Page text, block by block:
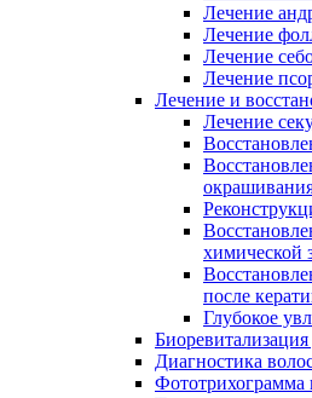
Лечение
Лечение
Лечение
Лечение
Лечение и
Лечение
химической
после
Глубокое
Диагностика
Фототрихограмма